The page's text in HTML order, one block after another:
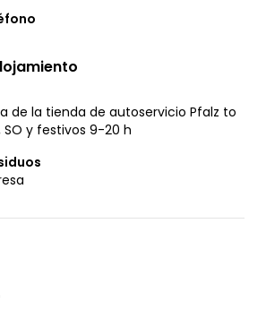
de la tienda de autoservicio Pfalz to
SO y festivos 9-20 h